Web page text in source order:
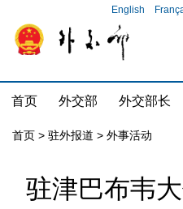
English
首页 外交部 外交部长
首页 > 驻外报道 > 外事活动
驻津巴布韦